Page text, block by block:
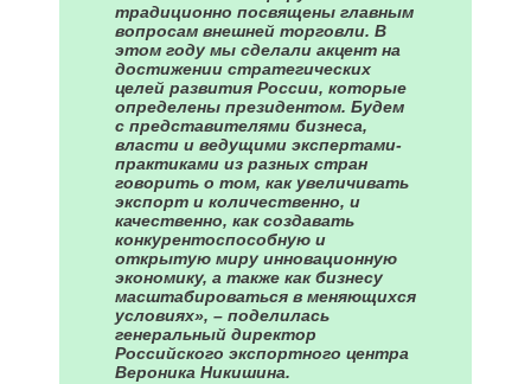
традиционно посвящены главным
вопросам внешней торговли. В
этом году мы сделали акцент на
достижении стратегических
целей развития России, которые
определены президентом. Будем
с представителями бизнеса,
власти и ведущими экспертами-
практиками из разных стран
говорить о том, как увеличивать
экспорт и количественно, и
качественно, как создавать
конкурентоспособную и
открытую миру инновационную
экономику, а также как бизнесу
масштабироваться в меняющихся
условиях», – поделилась
генеральный директор
Российского экспортного центра
Вероника Никишина.